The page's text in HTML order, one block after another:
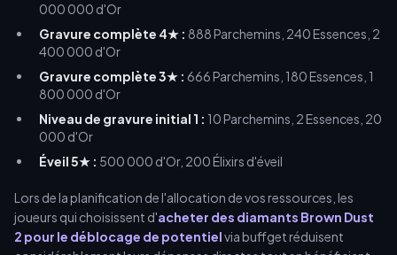
000 000 d'Or
Gravure complète 4★ : 888 Parchemins, 240 Essences, 2
400 000 d'Or
Gravure complète 3★ : 666 Parchemins, 180 Essences, 1
800 000 d'Or
Niveau de gravure initial 1 : 10 Parchemins, 2 Essences, 20
000 d'Or
Éveil 5★ : 500 000 d'Or, 200 Élixirs d'éveil
Lors de la planification de l'allocation de vos ressources, les
joueurs qui choisissent d'acheter des diamants Brown Dust
2 pour le déblocage de potentielvia buffget réduisent